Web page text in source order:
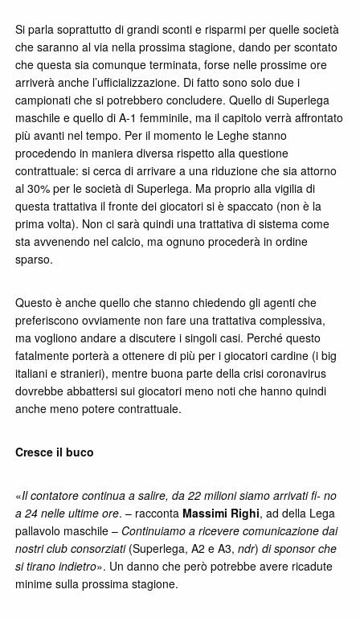
Si parla soprattutto di grandi sconti e risparmi per quelle società
che saranno al via nella prossima stagione, dando per scontato
che questa sia comunque terminata, forse nelle prossime ore
arriverà anche l’ufficializzazione. Di fatto sono solo due i
campionati che si potrebbero concludere. Quello di Superlega
maschile e quello di A-1 femminile, ma il capitolo verrà affrontato
più avanti nel tempo. Per il momento le Leghe stanno
procedendo in maniera diversa rispetto alla questione
contrattuale: si cerca di arrivare a una riduzione che sia attorno
al 30% per le società di Superlega. Ma proprio alla vigilia di
questa trattativa il fronte dei giocatori si è spaccato (non è la
prima volta). Non ci sarà quindi una trattativa di sistema come
sta avvenendo nel calcio, ma ognuno procederà in ordine
sparso.
Questo è anche quello che stanno chiedendo gli agenti che
preferiscono ovviamente non fare una trattativa complessiva,
ma vogliono andare a discutere i singoli casi. Perché questo
fatalmente porterà a ottenere di più per i giocatori cardine (i big
italiani e stranieri), mentre buona parte della crisi coronavirus
dovrebbe abbattersi sui giocatori meno noti che hanno quindi
anche meno potere contrattuale.
Cresce il buco
«Il contatore continua a salire, da 22 milioni siamo arrivati fi- no
a 24 nelle ultime ore. – racconta Massimi Righi, ad della Lega
pallavolo maschile – Continuiamo a ricevere comunicazione dai
nostri club consorziati (Superlega, A2 e A3,ndr)di sponsor che
si tirano indietro». Un danno che però potrebbe avere ricadute
minime sulla prossima stagione.